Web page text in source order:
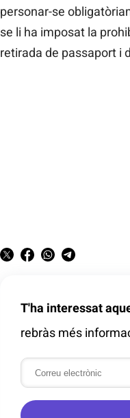
personar-se
se li ha imposat la
retirada de passaport i
T'ha interessat
rebràs més